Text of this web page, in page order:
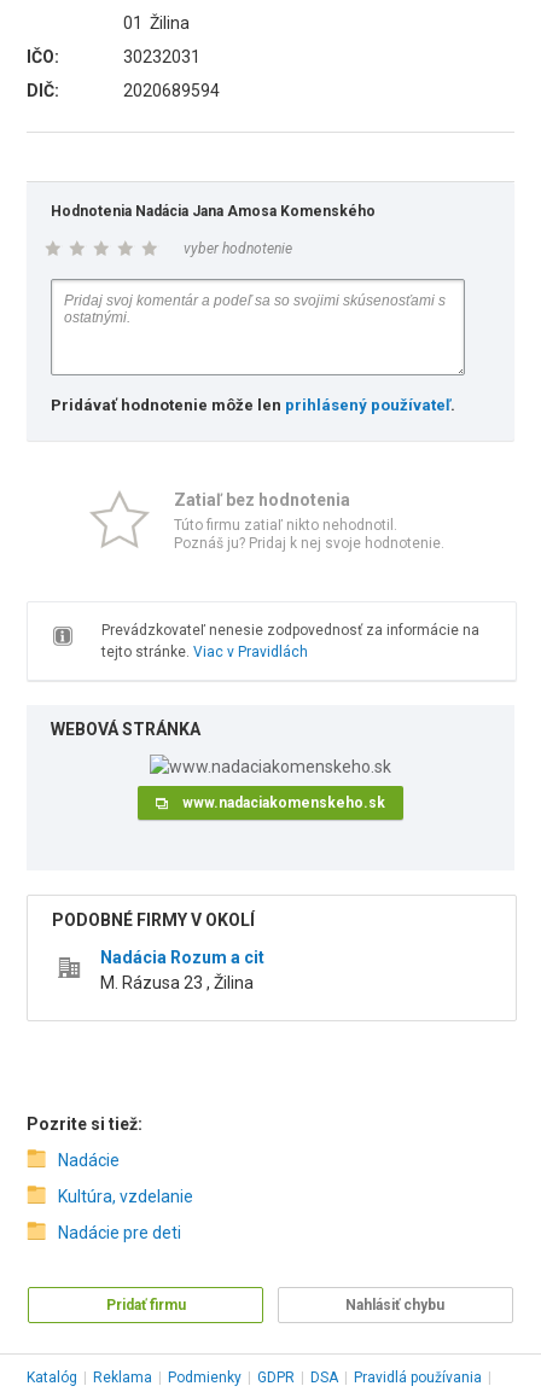
01 Žilina
IČO:
30232031
DIČ:
2020689594
Hodnotenia Nadácia Jana Amosa Komenského
vyber hodnotenie
Pridávať hodnotenie môže len prihlásený používateľ.
Zatiaľ bez hodnotenia
Túto firmu zatiaľ nikto nehodnotil.
Poznáš ju? Pridaj k nej svoje hodnotenie.
Prevádzkovateľ nenesie zodpovednosť za informácie na
tejto stránke. Viac v Pravidlách
WEBOVÁ STRÁNKA
www.nadaciakomenskeho.sk
PODOBNÉ FIRMY V OKOLÍ
Nadácia Rozum a cit
M. Rázusa 23 , Žilina
Pozrite si tiež:
Nadácie
Kultúra, vzdelanie
Nadácie pre deti
Pridať firmu Nahlásiť chybu
Katalóg Reklama Podmienky GDPR DSA Pravidlá používania